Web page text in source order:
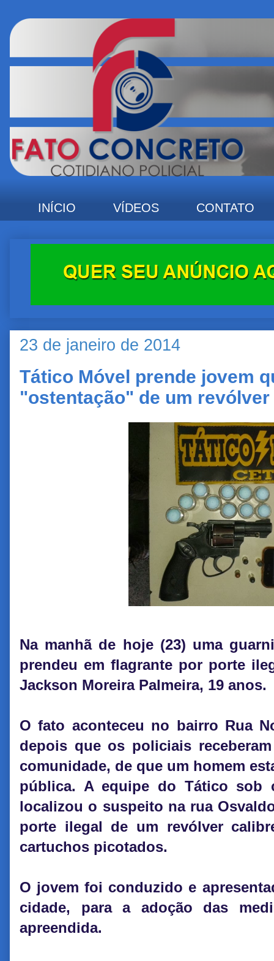
INÍCIO VÍDEOS CONTATO
23 de janeiro de 2014
Tático Móvel prende jovem
"ostentação" de um revólver
Na manhã de hoje (23) uma
prendeu em flagrante por porte
Jackson Moreira Palmeira, 19 anos.
O fato aconteceu no bairro Rua
depois que os policiais
comunidade, de que um homem
pública. A equipe do Tático sob
localizou o suspeito na rua
porte ilegal de um revólver
cartuchos picotados.
O jovem foi conduzido e
cidade, para a adoção das
apreendida.